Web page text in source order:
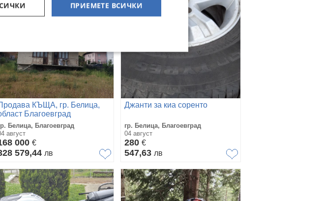
КЪЩА, гр. Белица,
Благоевград
Белица, Благоевград
август
000 €
579,44 лв
Джанти за киа соренто
гр. Белица, Благоевград
04 август
280 €
547,63 лв
ПРИЕМЕТЕ ВСИЧКИ